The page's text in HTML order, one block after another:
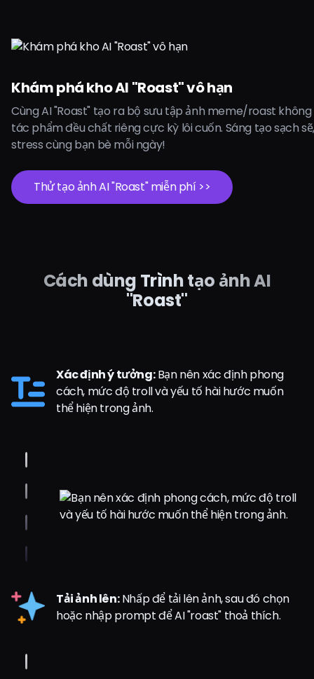
Khám phá kho AI "Roast" vô hạn
Cùng AI "Roast" tạo ra bộ sưu tập ảnh meme/roast không
tác phẩm đều chất riêng cực kỳ lôi cuốn. Sáng tạo sạch
stress cùng bạn bè mỗi ngày!
Thử tạo ảnh AI "Roast" miễn phí >>
Cách dùng Trình tạo ảnh AI
"Roast"
Xác định ý tưởng:Bạn nên xác định phong
cách, mức độ troll và yếu tố hài hước muốn
thể hiện trong ảnh.
Tải ảnh lên:Nhấp để tải lên ảnh, sau đó chọn
hoặc nhập prompt để AI "roast" thoả thích.